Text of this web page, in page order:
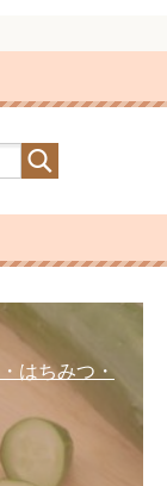
はちみつ・